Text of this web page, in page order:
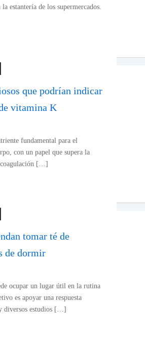
estantería de los supermercados.
que podrían indicar
vitamina K
fundamental para el
con un papel que supera la
[…]
tomar té de
de dormir
ocupar un lugar útil en la rutina
es apoyar una respuesta
diversos estudios […]